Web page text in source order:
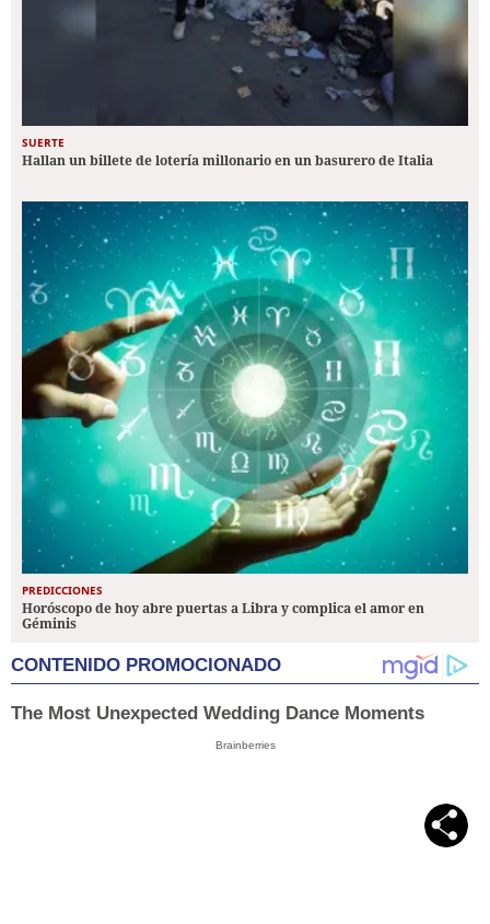
SUERTE
Hallan un billete de lotería millonario en un basurero de Italia
PREDICCIONES
Horóscopo de hoy abre puertas a Libra y complica el amor en
Géminis
CONTENIDO PROMOCIONADO
The Most Unexpected Wedding Dance Moments
Brainberries